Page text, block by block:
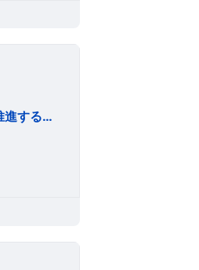
日本サルヴェージグループは、常に最善を尽くし、公正かつ誠実に企業活動を推進することにより社会に貢献します。 1. 最高の技術力と国際的な事業展開を通じてお客様の期待に応えます 2. 海洋環境救助を通じて地球環境の保全に取り組みます 3. 強固な経営基盤を築き広く社会の信頼に応えます